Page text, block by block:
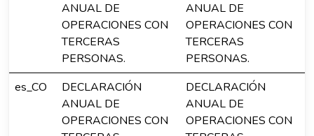
ANUAL DE
OPERACIONES CON
TERCERAS
PERSONAS.
ANUAL DE
OPERACIONES CON
TERCERAS
PERSONAS.
es_CO
DECLARACIÓN
ANUAL DE
OPERACIONES CON
DECLARACIÓN
ANUAL DE
OPERACIONES CON